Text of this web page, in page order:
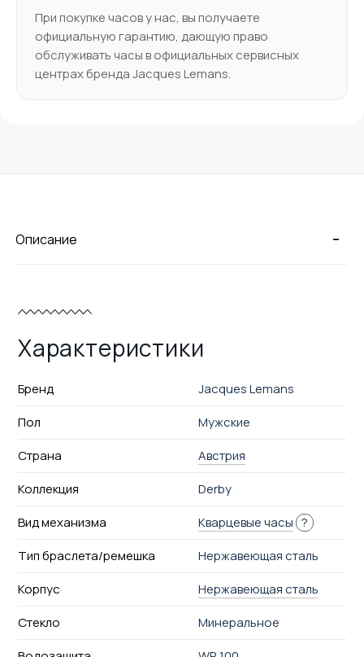
При покупке часов у нас, вы получаете
официальную гарантию, дающую право
обслуживать часы в официальных сервисных
центрах бренда Jacques Lemans.
-
Описание
Характеристики
Бренд
Jacques Lemans
Пол
Мужские
Страна
Австрия
Коллекция
Derby
Вид механизма
Кварцевые часы ?
Тип браслета/ремешка
Нержавеющая сталь
Корпус
Нержавеющая сталь
Стекло
Минеральное